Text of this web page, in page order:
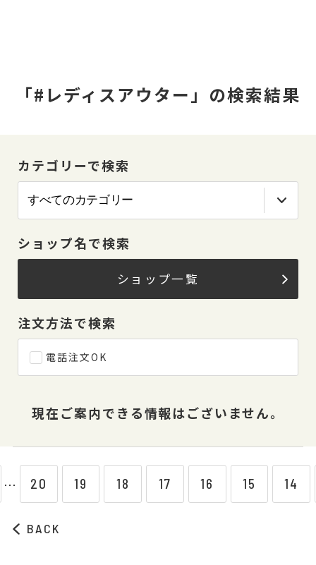
「#レディスアウター」の検索結果
カテゴリーで検索
ショップ名で検索
ショップ一覧
注文方法で検索
電話注文OK
現在ご案内できる情報はございません。
BACK
⋯ 20 19 18 17 16 15 14